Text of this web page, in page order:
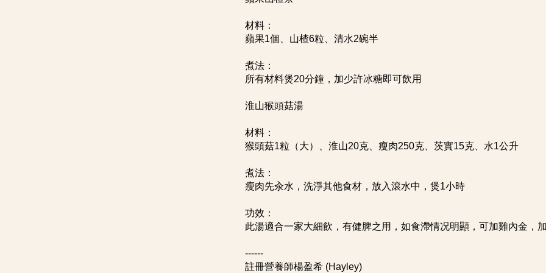
材料：
蘋果1個、山楂6粒、清水2碗半
煮法：
所有材料煲20分鐘，加少許冰糖即可飲用
淮山猴頭菇湯
材料：
猴頭菇1粒（大）、淮山20克、瘦肉250克、茨實15克、水1公升
煮法：
瘦肉先汆水，洗淨其他食材，放入滾水中，煲1小時
功效：
此湯適合一家大細飲，有健脾之用，如食滯情况明顯，可加雞內金，
------
註冊營養師楊盈希 (Hayley)